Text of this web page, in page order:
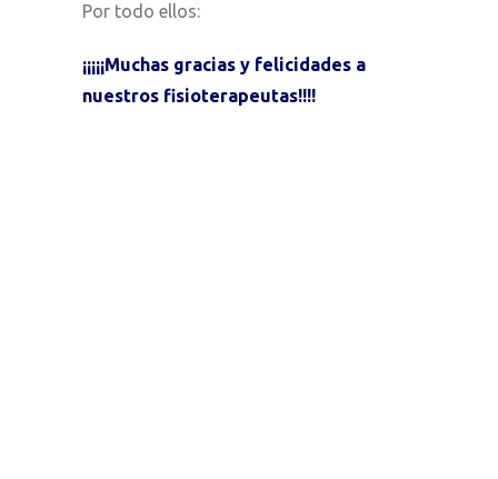
Por todo ellos:
¡¡¡¡¡Muchas gracias y felicidades a
nuestros fisioterapeutas!!!!